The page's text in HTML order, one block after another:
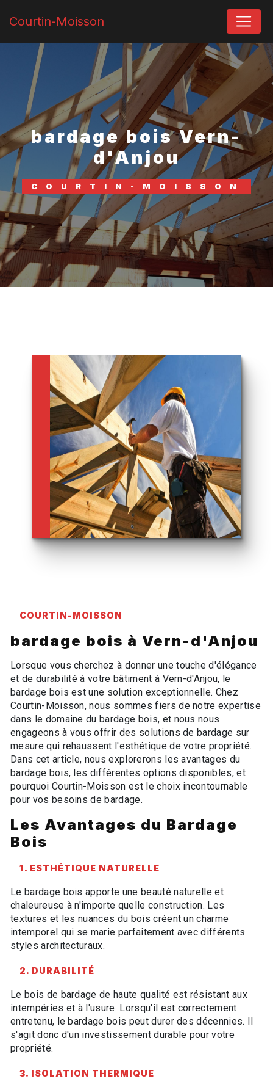
Courtin-Moisson
bardage bois Vern-
d'Anjou
COURTIN-MOISSON
COURTIN-MOISSON
bardage bois à Vern-d'Anjou
Lorsque vous cherchez à donner une touche d'élégance
et de durabilité à votre bâtiment à Vern-d'Anjou, le
bardage bois est une solution exceptionnelle. Chez
Courtin-Moisson, nous sommes fiers de notre expertise
dans le domaine du bardage bois, et nous nous
engageons à vous offrir des solutions de bardage sur
mesure qui rehaussent l'esthétique de votre propriété.
Dans cet article, nous explorerons les avantages du
bardage bois, les différentes options disponibles, et
pourquoi Courtin-Moisson est le choix incontournable
pour vos besoins de bardage.
Les Avantages du Bardage
Bois
1. ESTHÉTIQUE NATURELLE
Le bardage bois apporte une beauté naturelle et
chaleureuse à n'importe quelle construction. Les
textures et les nuances du bois créent un charme
intemporel qui se marie parfaitement avec différents
styles architecturaux.
2. DURABILITÉ
Le bois de bardage de haute qualité est résistant aux
intempéries et à l'usure. Lorsqu'il est correctement
entretenu, le bardage bois peut durer des décennies. Il
s'agit donc d'un investissement durable pour votre
propriété.
3. ISOLATION THERMIQUE